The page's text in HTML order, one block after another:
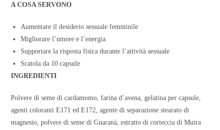
A COSA SERVONO
Aumentare il desiderio sessuale femminile
Migliorare l’umore e l’energia
Supportare la risposta fisica durante l’attività sessuale
Scatola da 10 capsule
INGREDIENTI
Polvere di seme di cardamomo, farina d’avena, gelatina per capsule,
agenti coloranti E171 ed E172, agente di separazione stearato di
magnesio, polvere di seme di Guaranà, estratto di corteccia di Muira